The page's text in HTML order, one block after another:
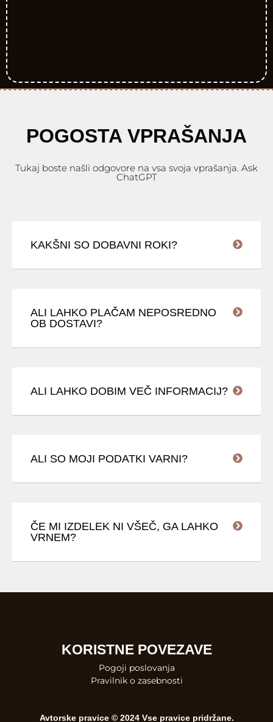
POGOSTA VPRAŠANJA
Tukaj boste našli odgovore na vsa svoja vprašanja. Ask
ChatGPT
KAKŠNI SO DOBAVNI ROKI?
ALI LAHKO PLAČAM NEPOSREDNO
OB DOSTAVI?
ALI LAHKO DOBIM VEČ INFORMACIJ?
ALI SO MOJI PODATKI VARNI?
ČE MI IZDELEK NI VŠEČ, GA LAHKO
VRNEM?
KORISTNE POVEZAVE
Pogoji poslovanja
Pravilnik o zasebnosti
Avtorske pravice © 2024 Vse pravice pridržane.